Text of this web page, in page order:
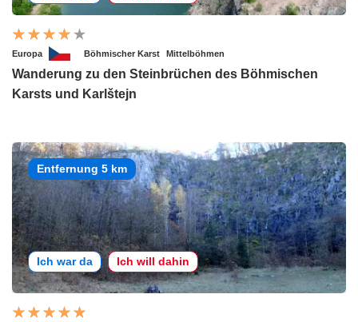
Europa Böhmischer Karst Mittelböhmen
Wanderung zu den Steinbrüchen des Böhmischen
Karsts und Karlštejn
Entfernung 5 km
Ich war da Ich will dahin